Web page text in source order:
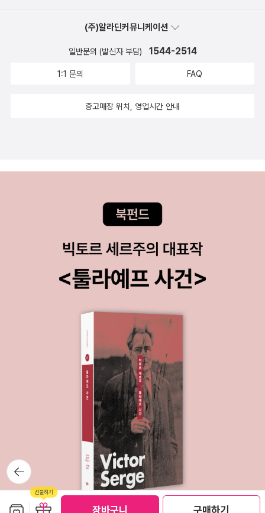
선물하기 장바구니 구매하기
뒤로가
기
(주)알라딘커뮤니케이션
일반문의 (발신자 부담) 1544-2514
1:1 문의 FAQ
중고매장 위치, 영업시간 안내